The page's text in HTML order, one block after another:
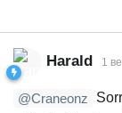
Harald 1
@Craneonz